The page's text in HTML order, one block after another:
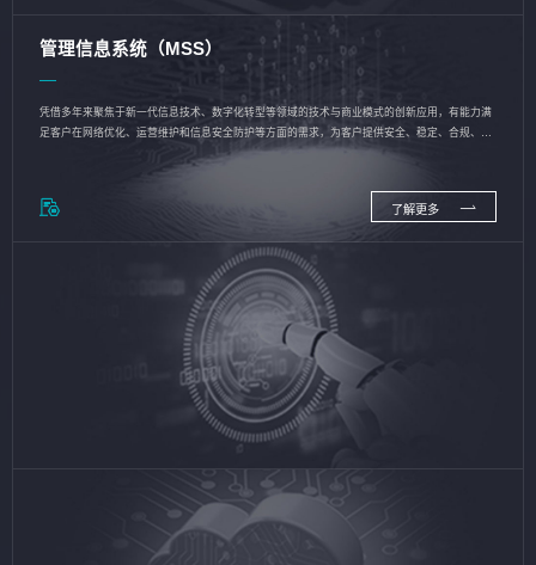
管理信息系统（MSS）
凭借多年来聚焦于新一代信息技术、数字化转型等领域的技术与商业模式的创新应用，有能力满
足客户在网络优化、运营维护和信息安全防护等方面的需求，为客户提供安全、稳定、合规、持
了解更多